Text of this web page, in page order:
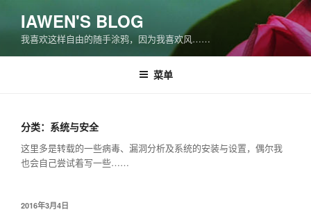
容
IAWEN'S BLOG
我喜欢这样自由的随手涂鸦，因为我喜欢风……
菜单
分类：系统与安全
这里多是转载的一些病毒、漏洞分析及系统的安装与设置，偶尔我
也会自己尝试着写一些……
发
2016年3月4日